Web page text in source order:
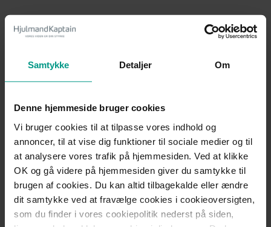
Samtykke Detaljer Om
Denne hjemmeside bruger cookies
Vi bruger cookies til at tilpasse vores indhold og
annoncer, til at vise dig funktioner til sociale medier og til
at analysere vores trafik på hjemmesiden. Ved at klikke
OK og gå videre på hjemmesiden giver du samtykke til
brugen af cookies. Du kan altid tilbagekalde eller ændre
dit samtykke ved at fravælge cookies i cookieoversigten,
som du finder i vores cookiepolitik nederst på siden,
En ny strategi, der sætter retningen
byder på både præsentation af den nye strategi, foredrag,
undervisning og kulturelle oplevelser.
I en virksomhed, hvor kundeløfterne er at være personlige og
nærværende, er sammenholdet og relationerne mellem
kollegaerne nemlig i fokus, når en ny strategi skal præsenteres
og implementeres.
Casper Gammelgaard, Managing Partner, udtaler:
”Vores nye strategi tager afsæt i virksomhedens stærke
fundament og sætter retningen for, hvordan vi som